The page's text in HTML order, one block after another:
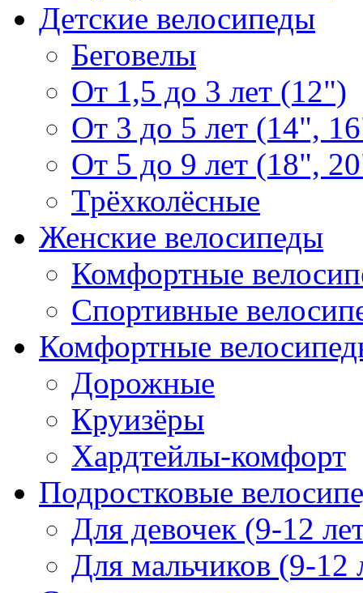
Детские велосипеды
Беговелы
От 1,5 до 3 лет (12")
От 3 до 5 лет (14",
От 5 до 9 лет (18",
Трёхколёсные
Женские велосипеды
Комфортные
Спортивные
Комфортные
Дорожные
Круизёры
Хардтейлы-комфорт
Подростковые
Для девочек (9-12
Для мальчиков (9-12